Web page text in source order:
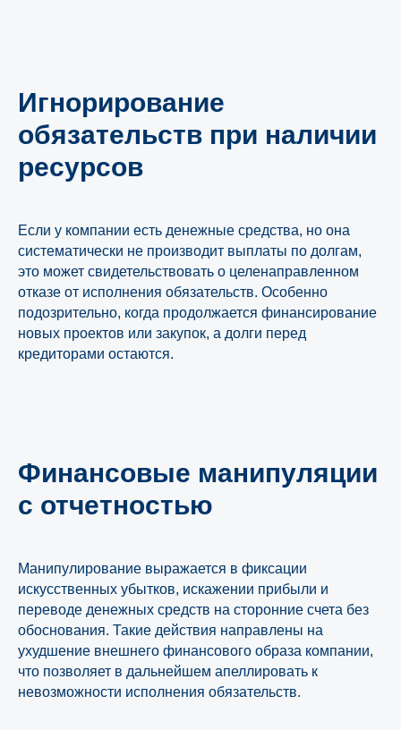
Игнорирование
обязательств при наличии
ресурсов
Если у компании есть денежные средства, но она
систематически не производит выплаты по долгам,
это может свидетельствовать о целенаправленном
отказе от исполнения обязательств. Особенно
подозрительно, когда продолжается финансирование
новых проектов или закупок, а долги перед
кредиторами остаются.
Финансовые манипуляции
с отчетностью
Манипулирование выражается в фиксации
искусственных убытков, искажении прибыли и
переводе денежных средств на сторонние счета без
обоснования. Такие действия направлены на
ухудшение внешнего финансового образа компании,
что позволяет в дальнейшем апеллировать к
невозможности исполнения обязательств.